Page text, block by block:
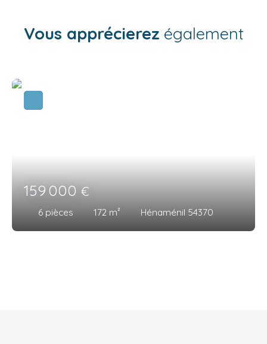
Vous apprécierez également
159 000€
6 pièces 172 m² Hénaménil 54370